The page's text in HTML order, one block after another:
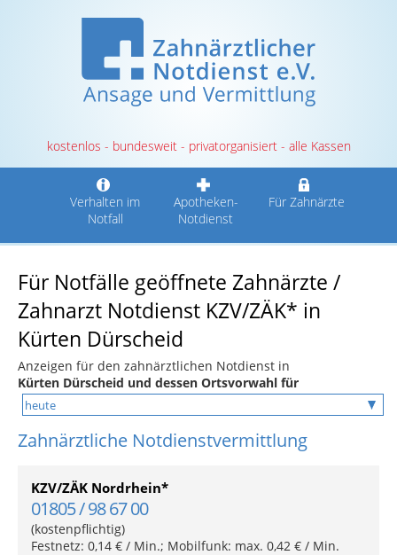
kostenlos - bundesweit - privatorganisiert - alle Kassen
Verhalten im
Notfall
Apotheken-
Notdienst
Für Zahnärzte
Für Notfälle geöffnete Zahnärzte /
Zahnarzt Notdienst KZV/ZÄK* in
Kürten Dürscheid
Anzeigen für den zahnärztlichen Notdienst in
Kürten Dürscheid und dessen Ortsvorwahl für
Zahnärztliche Notdienstvermittlung
KZV/ZÄK Nordrhein*
01805 / 98 67 00
(kostenpflichtig)
Festnetz: 0,14 € / Min.; Mobilfunk: max. 0,42 € / Min.